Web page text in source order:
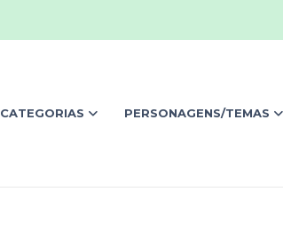
CATEGORIAS PERSONAGENS/TEMAS